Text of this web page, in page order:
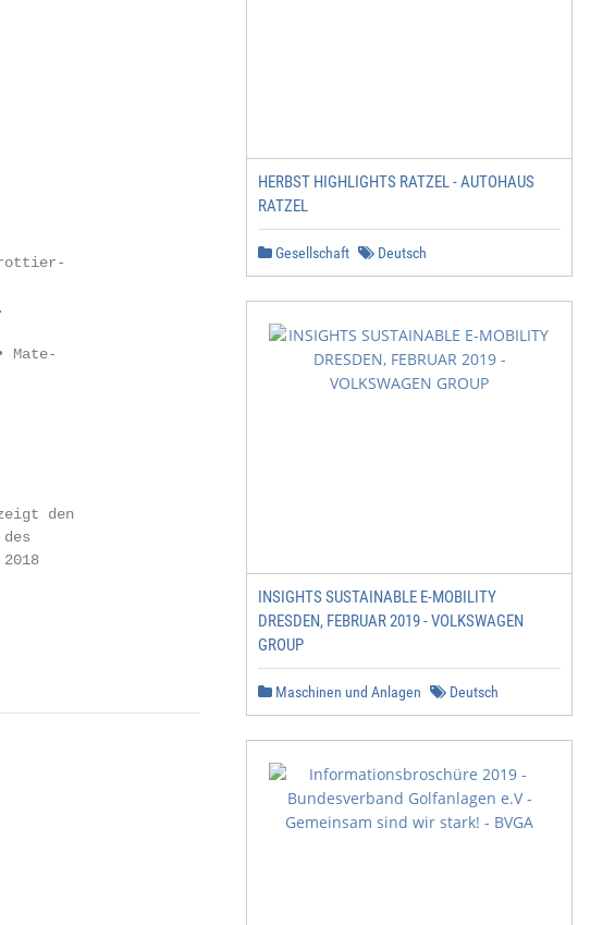
Mate-
den
HERBST HIGHLIGHTS RATZEL - AUTOHAUS
RATZEL
Gesellschaft Deutsch
INSIGHTS SUSTAINABLE E-MOBILITY
DRESDEN, FEBRUAR 2019 - VOLKSWAGEN
GROUP
Maschinen und Anlagen Deutsch